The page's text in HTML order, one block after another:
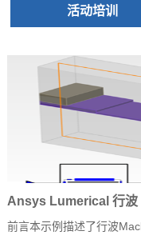
活动培训
Ansys Lumerical 行波
前言本示例描述了行波